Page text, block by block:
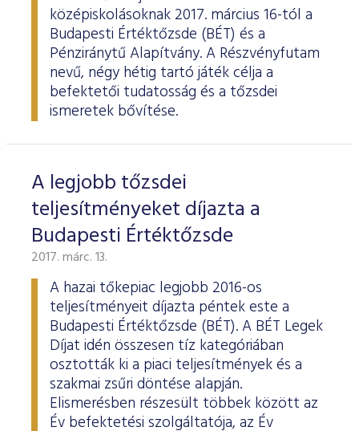
középiskolásoknak 2017. március 16-tól a
Budapesti Értéktőzsde (BÉT) és a
Pénziránytű Alapítvány. A Részvényfutam
nevű, négy hétig tartó játék célja a
befektetői tudatosság és a tőzsdei
ismeretek bővítése.
A legjobb tőzsdei
teljesítményeket díjazta a
Budapesti Értéktőzsde
2017. márc. 13.
A hazai tőkepiac legjobb 2016-os
teljesítményeit díjazta péntek este a
Budapesti Értéktőzsde (BÉT). A BÉT Legek
Díjat idén összesen tíz kategóriában
osztották ki a piaci teljesítmények és a
szakmai zsűri döntése alapján.
Elismerésben részesült többek között az
Év befektetési szolgáltatója, az Év